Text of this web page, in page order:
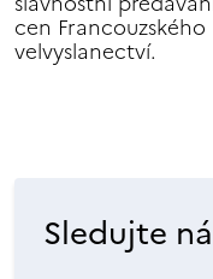
cen Francouzského
velvyslanectví.
Sledujte